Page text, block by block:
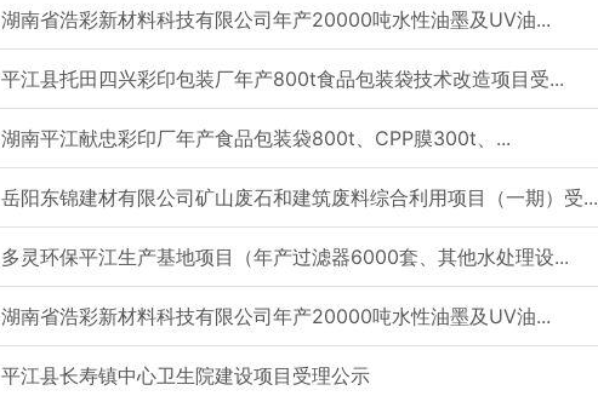
湖南省浩彩新材料科技有限公司年产20000吨水性油墨及UV油...
平江县托田四兴彩印包装厂年产800t食品包装袋技术改造项目受...
湖南平江献忠彩印厂年产食品包装袋800t、CPP膜300t、...
岳阳东锦建材有限公司矿山废石和建筑废料综合利用项目（一期）受...
多灵环保平江生产基地项目（年产过滤器6000套、其他水处理设...
湖南省浩彩新材料科技有限公司年产20000吨水性油墨及UV油...
平江县长寿镇中心卫生院建设项目受理公示